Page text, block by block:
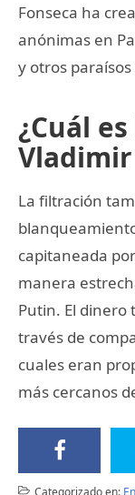
Fonseca ha
anónimas en
y otros
¿Cuál
La filtración
capitaneada
manera
Putin. El dinero
través de
cuales eran
más cercanos
Categorizado en: